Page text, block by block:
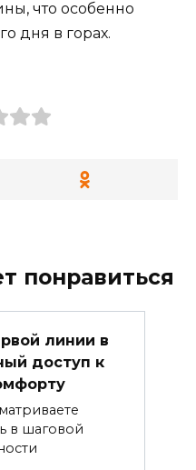
что особенно
дня в горах.
понравиться
линии в
доступ к
в шаговой